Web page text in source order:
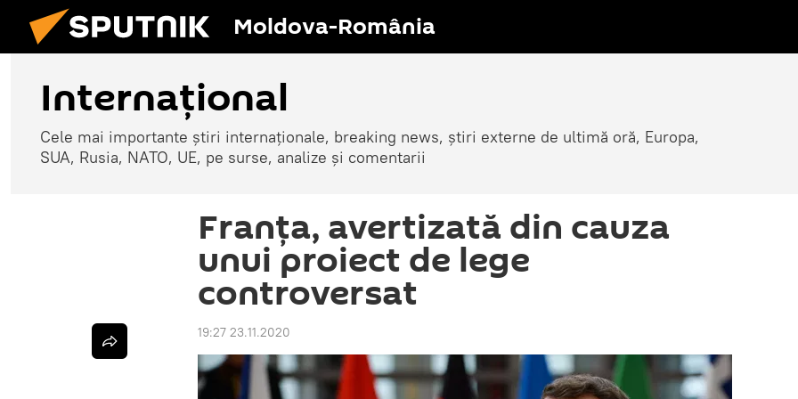
Moldova-România
Internaţional
Cele mai importante știri internaționale, breaking news, știri externe de ultimă oră, Europa,
SUA, Rusia, NATO, UE, pe surse, analize și comentarii
Franța, avertizată din cauza
unui proiect de lege
controversat
19:27 23.11.2020